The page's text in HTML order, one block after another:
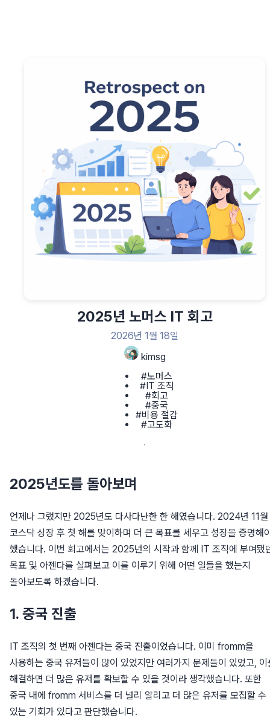
2025년 노머스 IT 회고
2026년 1월 18일
kimsg
#노머스
#IT 조직
#회고
#중국
#비용 절감
#고도화
2025년도를 돌아보며
언제나 그랬지만 2025년도 다사다난한 한 해였습니다. 2024년 11월
코스닥 상장 후 첫 해를 맞이하며 더 큰 목표를 세우고 성장을 증명해
했습니다. 이번 회고에서는 2025년의 시작과 함께 IT 조직에 부여됐
목표 및 아젠다를 살펴보고 이를 이루기 위해 어떤 일들을 했는지
돌아보도록 하겠습니다.
1. 중국 진출
IT 조직의 첫 번째 아젠다는 중국 진출이었습니다. 이미 fromm을
사용하는 중국 유저들이 많이 있었지만 여러가지 문제들이 있었고, 이
해결하면 더 많은 유저를 확보할 수 있을 것이라 생각했습니다. 또한
중국 내에 fromm 서비스를 더 널리 알리고 더 많은 유저를 모집할 수
있는 기회가 있다고 판단했습니다.